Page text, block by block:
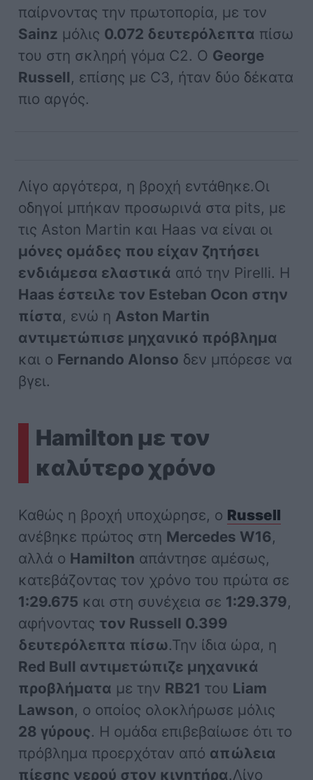
παίρνοντας την πρωτοπορία, με τον
Sainz μόλις 0.072 δευτερόλεπτα πίσω
του στη σκληρή γόμα C2. Ο George
Russell, επίσης με C3, ήταν δύο δέκατα
πιο αργός.
Λίγο αργότερα, η βροχή εντάθηκε.Οι
οδηγοί μπήκαν προσωρινά στα pits, με
τις Aston Martin και Haas να είναι οι
μόνες ομάδες που είχαν ζητήσει
ενδιάμεσα ελαστικά από την Pirelli. Η
Haas έστειλε τον Esteban Ocon στην
πίστα, ενώ η Aston Martin
αντιμετώπισε μηχανικό πρόβλημα
και ο Fernando Alonso δεν μπόρεσε να
βγει.
Hamilton με τον
καλύτερο χρόνο
Καθώς η βροχή υποχώρησε, ο Russell
ανέβηκε πρώτος στη Mercedes W16,
αλλά ο Hamilton απάντησε αμέσως,
κατεβάζοντας τον χρόνο του πρώτα σε
1:29.675 και στη συνέχεια σε 1:29.379,
αφήνοντας τον Russell 0.399
δευτερόλεπτα πίσω.Την ίδια ώρα, η
Red Bull αντιμετώπιζε μηχανικά
προβλήματα με την RB21 του Liam
Lawson, ο οποίος ολοκλήρωσε μόλις
28 γύρους. Η ομάδα επιβεβαίωσε ότι το
πρόβλημα προερχόταν από απώλεια
πίεσης νερού στον κινητήρα.Λίγο